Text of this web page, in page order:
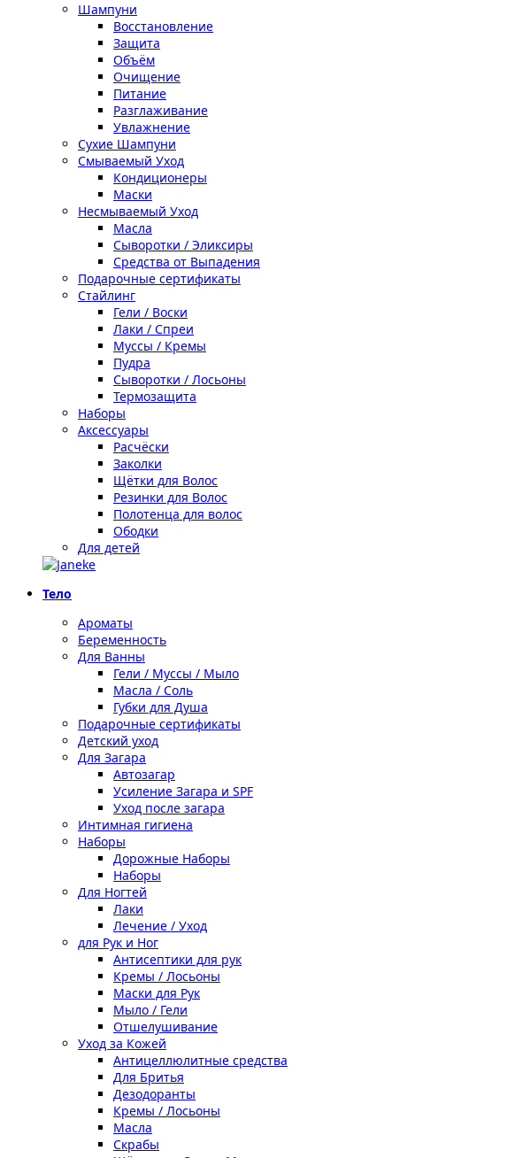
Шампуни
Восстановление
Защита
Объём
Очищение
Питание
Разглаживание
Увлажнение
Сухие Шампуни
Смываемый Уход
Кондиционеры
Маски
Несмываемый Уход
Масла
Сыворотки / Эликсиры
Средства от Выпадения
Подарочные сертификаты
Стайлинг
Гели / Воски
Лаки / Спреи
Муссы / Кремы
Пудра
Сыворотки / Лосьоны
Термозащита
Наборы
Аксессуары
Расчёски
Заколки
Щётки для Волос
Резинки для Волос
Полотенца для волос
Ободки
Для детей
Тело
Ароматы
Беременность
Для Ванны
Гели / Муссы / Мыло
Масла / Соль
Губки для Душа
Подарочные сертификаты
Детский уход
Для Загара
Автозагар
Усиление Загара и SPF
Уход после загара
Интимная гигиена
Наборы
Дорожные Наборы
Наборы
Для Ногтей
Лаки
Лечение / Уход
для Рук и Ног
Антисептики для рук
Кремы / Лосьоны
Маски для Рук
Мыло / Гели
Отшелушивание
Уход за Кожей
Антицеллюлитные средства
Для Бритья
Дезодоранты
Кремы / Лосьоны
Масла
Скрабы